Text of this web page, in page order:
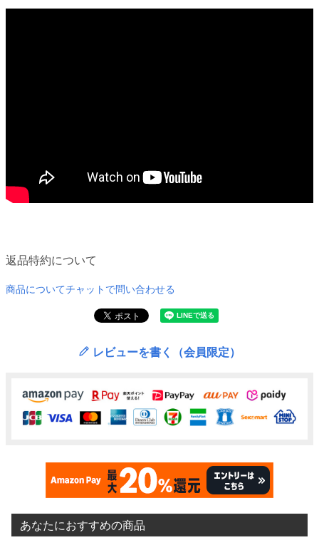
返品特約について
商品についてチャットで問い合わせる
レビューを書く（会員限定）
あなたにおすすめの商品